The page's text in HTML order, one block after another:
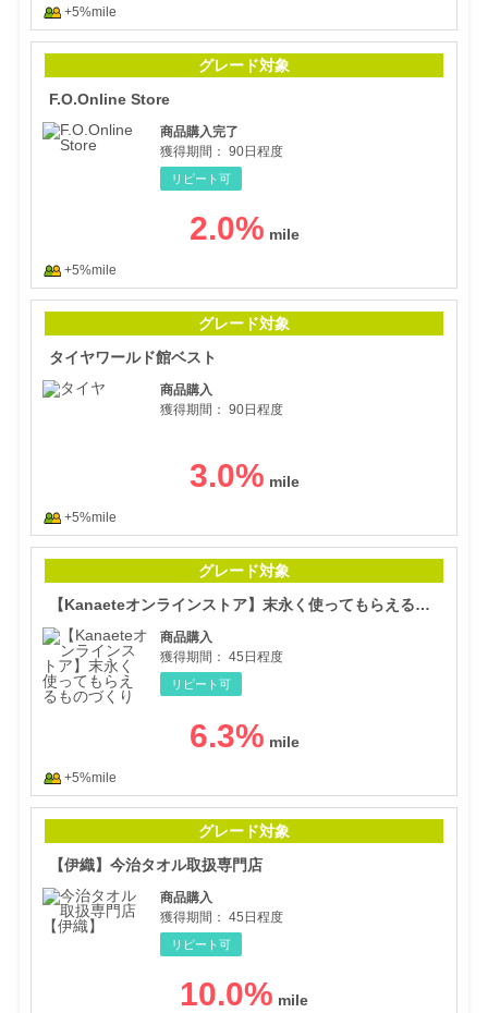
+5%mile
グレード対象
F.O.Online Store
商品購入完了
獲得期間： 90日程度
リピート可
2.0%
+5%mile
グレード対象
タイヤワールド館ベスト
商品購入
獲得期間： 90日程度
3.0%
+5%mile
グレード対象
【Kanaeteオンラインストア】末永く使ってもらえるものづくり
商品購入
獲得期間： 45日程度
リピート可
6.3%
+5%mile
グレード対象
【伊織】今治タオル取扱専門店
商品購入
獲得期間： 45日程度
リピート可
10.0%